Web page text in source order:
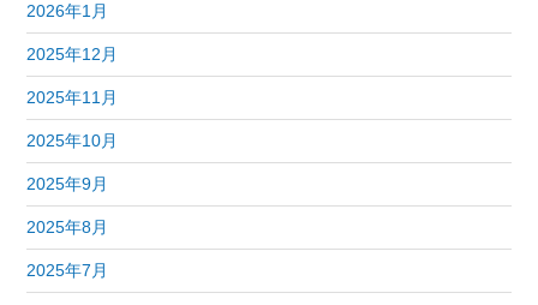
2026年1月
2025年12月
2025年11月
2025年10月
2025年9月
2025年8月
2025年7月